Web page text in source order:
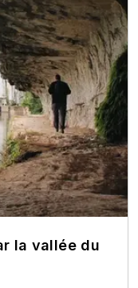
la vallée du